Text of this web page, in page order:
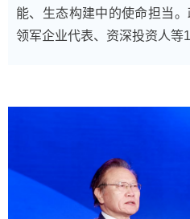
能、生态构建中的使命担当
领军企业代表、资深投资人等